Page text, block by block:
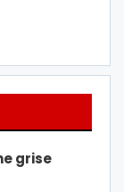
grise